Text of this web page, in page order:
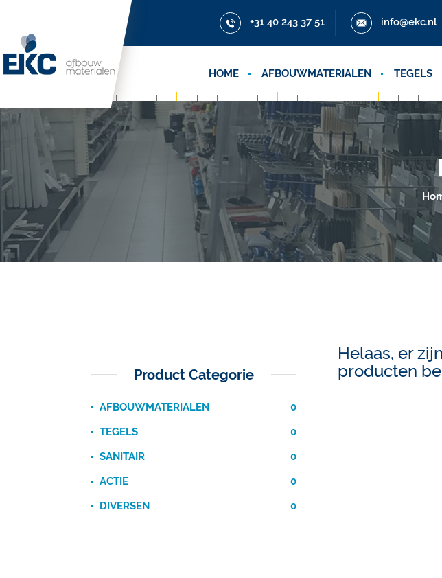
+31 40 243 37 51 info@ekc.nl
HOME AFBOUWMATERIALEN TEGELS
Product Categorie
AFBOUWMATERIALEN
0
TEGELS
0
SANITAIR
0
ACTIE
0
DIVERSEN
0
Helaas, er
producten